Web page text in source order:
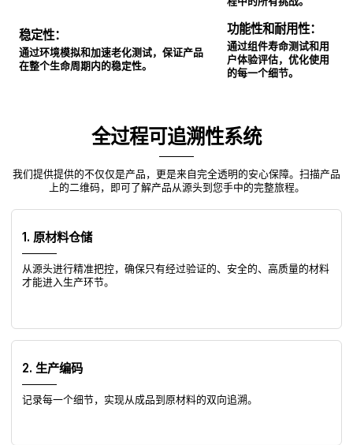
稳定性：
通过环境模拟和加速老化测试，保证产品
在整个生命周期内的稳定性。
功能性和耐用性：
通过组件寿命测试和用
户体验评估，优化使用
的每一个细节。
全过程可追溯性系统
我们提供提供的不仅仅是产品，更是来自完全透明的安心保障。扫描产品
上的二维码，即可了解产品从源头到您手中的完整旅程。
1. 原材料仓储
从源头进行精准把控，确保只有经过验证的、安全的、高质量的材料
才能进入生产环节。
2. 生产编码
记录每一个细节，实现从成品到原材料的双向追溯。